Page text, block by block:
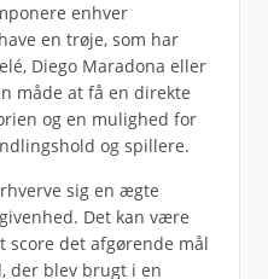
enhver
en trøje, som har
Diego Maradona eller
måde at få en direkte
og en mulighed for
og spillere.
sig en ægte
Det kan være
det afgørende mål
der blev brugt i en